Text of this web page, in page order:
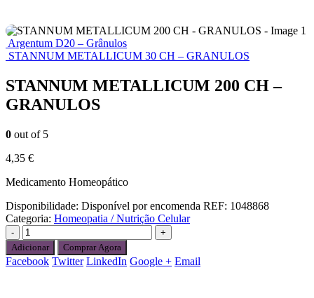
Argentum D20 – Grânulos
STANNUM METALLICUM 30 CH – GRANULOS
STANNUM METALLICUM 200 CH –
GRANULOS
0 out of 5
4,35 €
Medicamento Homeopático
Disponibilidade: Disponível por encomenda REF: 1048868
Categoria: Homeopatia / Nutrição Celular
-
+
Adicionar
Comprar Agora
Facebook Twitter LinkedIn Google + Email